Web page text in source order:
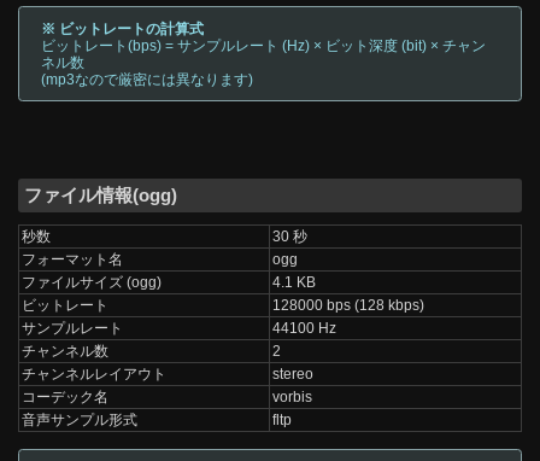
※ ビットレートの計算式
ビットレート(bps) = サンプルレート (Hz) × ビット深度 (bit) × チャン
ネル数
(mp3なので厳密には異なります)
ファイル情報(ogg)
秒数
30 秒
フォーマット名
ogg
ファイルサイズ (ogg)
4.1 KB
ビットレート
128000 bps (128 kbps)
サンプルレート
44100 Hz
チャンネル数
2
チャンネルレイアウト
stereo
コーデック名
vorbis
音声サンプル形式
fltp